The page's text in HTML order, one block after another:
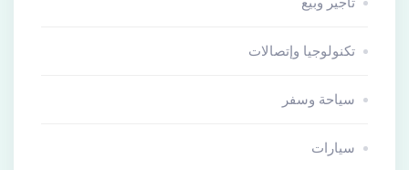
تكنولوجيا وإتصالات
سياحة وسفر
سيارات